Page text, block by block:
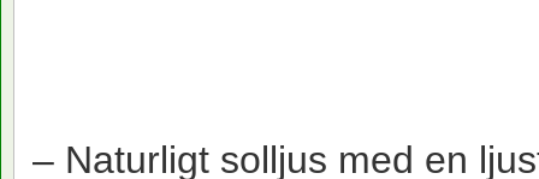
– Naturligt solljus med en